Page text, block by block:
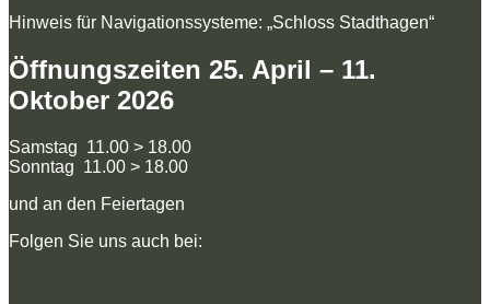
Hinweis für Navigationssysteme: „Schloss Stadthagen“
Öffnungszeiten 25. April – 11.
Oktober 2026
Samstag 11.00 > 18.00
Sonntag 11.00 > 18.00
und an den Feiertagen
Folgen Sie uns auch bei: